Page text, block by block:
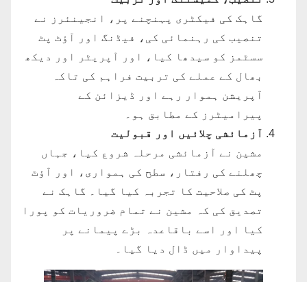
گاہک کی فیکٹری پہنچنے پر، انجینئرز نے
تنصیب کی رہنمائی کی، فیڈنگ اور آؤٹ پٹ
سسٹمز کو سیدھا کیا، اور آپریٹر اور دیکھ
بھال کے عملے کی تربیت فراہم کی تاکہ
آپریشن ہموار رہے اور ڈیزائن کے
پیرامیٹرز کے مطابق ہو۔
آزمائشی چلائیں اور قبولیت
مشین نے آزمائشی مرحلہ شروع کیا، جہاں
چھلنے کی رفتار، سطح کی ہمواری، اور آؤٹ
پٹ کی صلاحیت کا تجربہ کیا گیا۔ گاہک نے
تصدیق کی کہ مشین نے تمام ضروریات کو پورا
کیا اور اسے باقاعدہ بڑے پیمانے پر
پیداوار میں ڈال دیا گیا۔